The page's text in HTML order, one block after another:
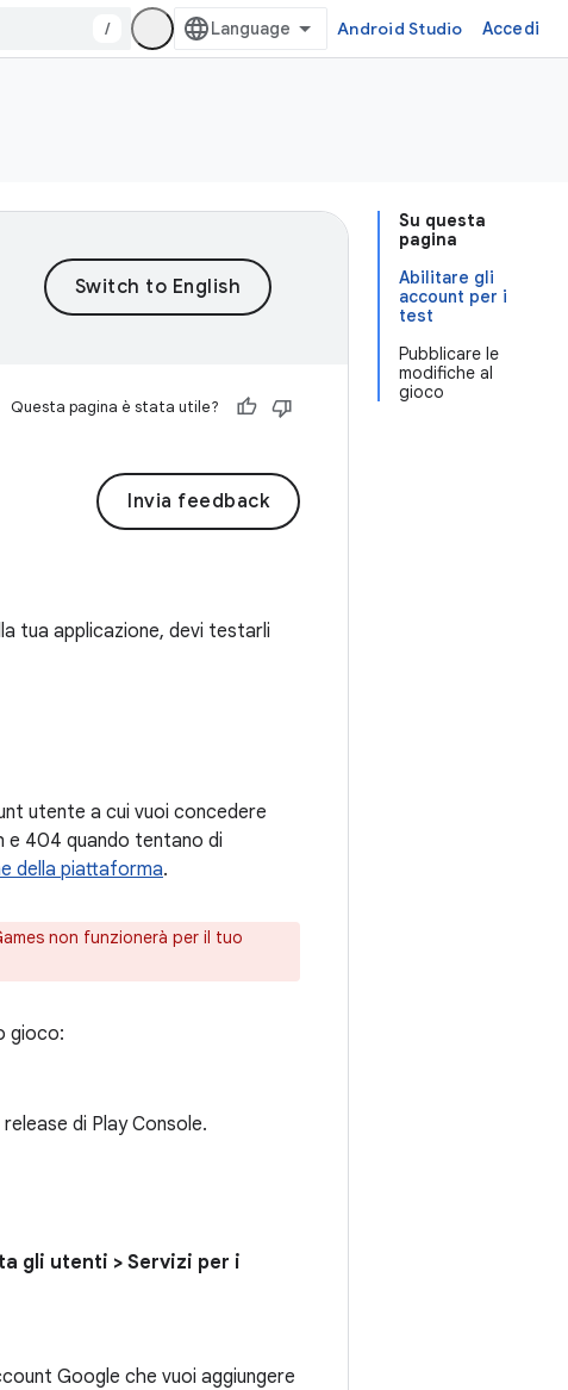
/ Android Studio Accedi
Su questa
pagina
Abilitare gli
account per i
test
Pubblicare le
modifiche al
gioco
Questa pagina è stata utile?
Invia feedback
tua applicazione, devi testarli
utente a cui vuoi concedere
404 quando tentano di
della piattaforma.
non funzionerà per il tuo
gioco:
di Play Console.
gli utenti > Servizi per i
Google che vuoi aggiungere